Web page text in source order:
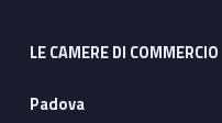
LE CAMERE DI COMMERCIO
Padova